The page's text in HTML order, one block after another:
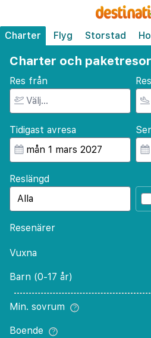
Charter Flyg Storstad
Charter och
Res från
Tidigast avresa
Reslängd
Resenärer
Vuxna
Barn (0-17 år)
Min. sovrum
Boende